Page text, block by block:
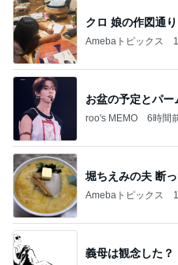
クロ 娘の作図通
Amebaトピックス
お盆の予定とパー
roo's MEMO 6時間
堀ちえみの夫 断
Amebaトピックス
義母は観念した？